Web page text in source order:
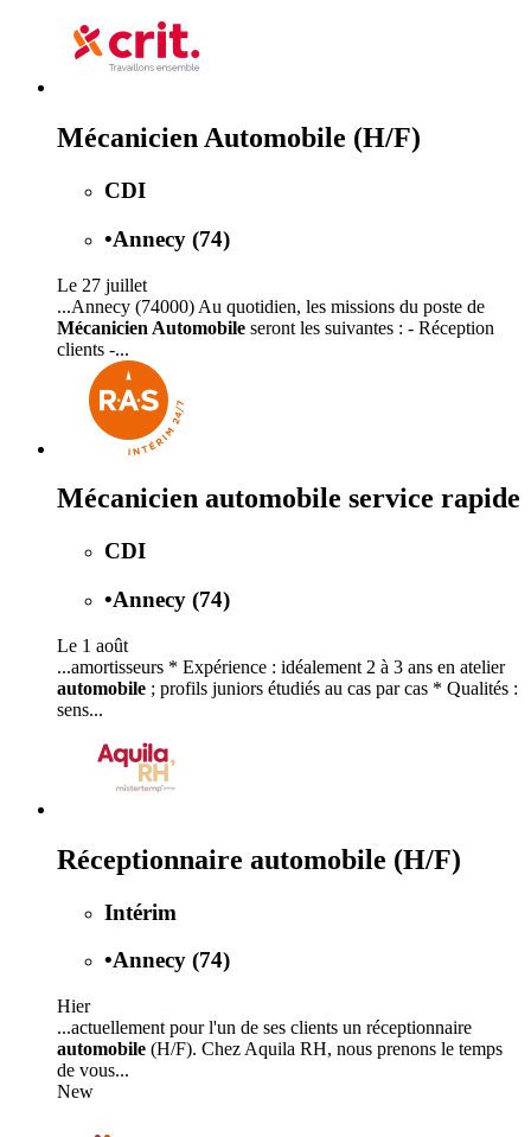
Mécanicien Automobile (H/F)
CDI
•Annecy (74)
Le 27 juillet
...Annecy (74000) Au quotidien, les missions du poste de
Mécanicien Automobile seront les suivantes : - Réception
clients -...
Mécanicien automobile service rapide
CDI
•Annecy (74)
Le 1 août
...amortisseurs * Expérience : idéalement 2 à 3 ans en atelier
automobile ; profils juniors étudiés au cas par cas * Qualités :
sens...
Réceptionnaire automobile (H/F)
Intérim
•Annecy (74)
Hier
...actuellement pour l'un de ses clients un réceptionnaire
automobile (H/F). Chez Aquila RH, nous prenons le temps
de vous...
New